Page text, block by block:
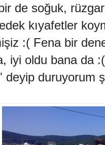
de soğuk,
kıyafetler
:( Fena bir
iyi oldu bana da
deyip duruyorum